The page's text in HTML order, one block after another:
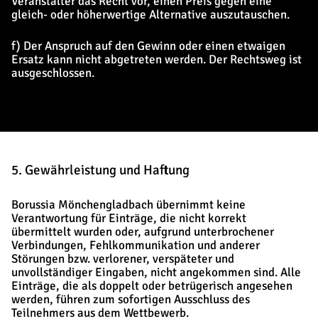
gleich- oder höherwertige Alternative auszutauschen.
f) Der Anspruch auf den Gewinn oder einen etwaigen
Ersatz kann nicht abgetreten werden. Der Rechtsweg ist
ausgeschlossen.
5. Gewährleistung und Haftung
Borussia Mönchengladbach übernimmt keine
Verantwortung für Einträge, die nicht korrekt
übermittelt wurden oder, aufgrund unterbrochener
Verbindungen, Fehlkommunikation und anderer
Störungen bzw. verlorener, verspäteter und
unvollständiger Eingaben, nicht angekommen sind. Alle
Einträge, die als doppelt oder betrügerisch angesehen
werden, führen zum sofortigen Ausschluss des
Teilnehmers aus dem Wettbewerb.